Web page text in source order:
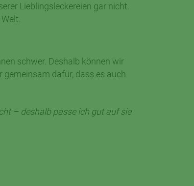
Lieblingsleckereien gar nicht.
schwer. Deshalb können wir
gemeinsam dafür, dass es auch
– deshalb passe ich gut auf sie